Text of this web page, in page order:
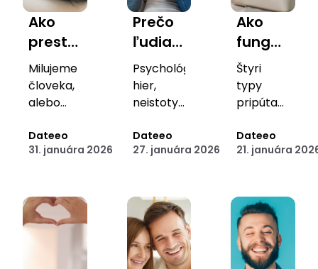
Ako
prestať
romantizovať
potenciál
a
realitu
človeka
Milujeme
človeka,
alebo
o tom,
kým by
byť?
Dateeo
31. januára 2026
Prečo
ľudia
radi
„testujú“
partnerov
to
zvládnuť
Psychológia
hier,
neistoty
manipulácií
vo
nich
vystúpiť.
Dateeo
27. januára 2026
Ako
funguje
style“
pri
a
prečo
komplikuje
hľadanie
lásky
Štyri
typy
pripútania
nimi
randiť
autopilota.
Dateeo
21. januára